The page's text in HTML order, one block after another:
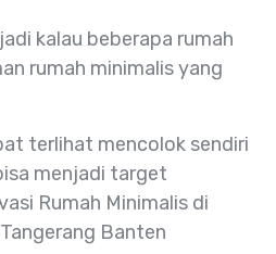
kalau beberapa rumah
rumah minimalis yang
terlihat mencolok sendiri
menjadi target
Rumah Minimalis di
Banten